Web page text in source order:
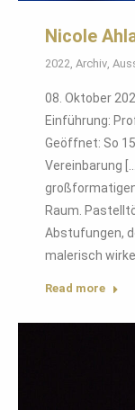
Nicole
2022 Archiv
08. Oktober
Einführung:
Geöffnet: So
Vereinbarung
Raum.
Abstufungen,
malerisch
Read more